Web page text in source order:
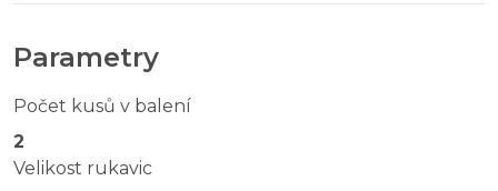
Parametry
Počet kusů v balení
2
Velikost rukavic